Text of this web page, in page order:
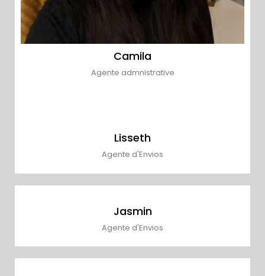
Camila
Agente admnistrative
Lisseth
Agente d'Envios
Jasmin
Agente d'Envios